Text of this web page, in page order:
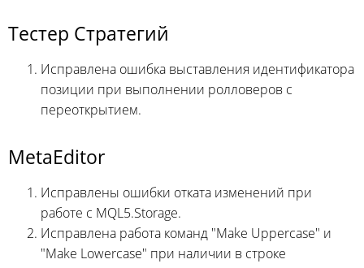
Тестер Стратегий
Исправлена ошибка выставления идентификатора
позиции при выполнении ролловеров с
переоткрытием.
MetaEditor
Исправлены ошибки отката изменений при
работе с MQL5.Storage.
Исправлена работа команд "Make Uppercase" и
"Make Lowercase" при наличии в строке